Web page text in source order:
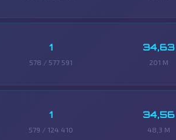
1
578 / 577 591
34,63
201 M
1
579 / 124 410
34,56
48,3 M